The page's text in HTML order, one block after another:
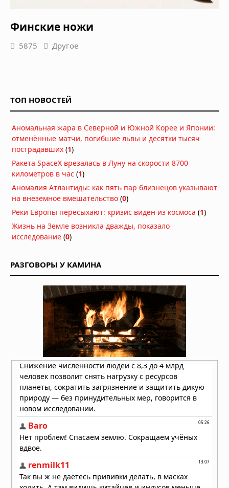
Финские ножи
5875 Другое
ТОП НОВОСТЕЙ
Аномальная жара в Северной и Южной Корее и Японии:
отменённые матчи, погибшие львы и десятки тысяч
пострадавших (1)
Ракета SpaceX врезалась в Луну на скорости 8700
километров в час (1)
Аномалия Атлантиды: как пять пар близнецов указывают
на внеземное вмешательство (0)
Реки Европы пересыхают: кризис виден из космоса (1)
Жизнь на Земле возникла дважды, показало
исследование (0)
РАЗГОВОРЫ У КАМИНА